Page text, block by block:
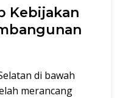
Kebijakan
di bawah
merancang